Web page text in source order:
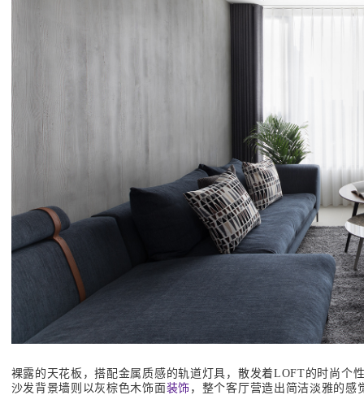
裸露的天花板，搭配金属质感的轨道灯具，散发着LOFT的时尚个
沙发背景墙则以灰棕色木饰面装饰 ，整个客厅营造出简洁淡雅的